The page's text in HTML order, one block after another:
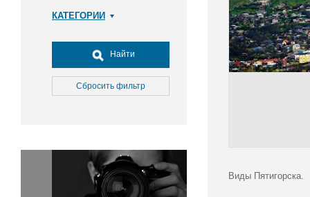
КАТЕГОРИИ
Досуг, туризм и отдых
Культура
Медицина
Окружающая среда
Политика
Правосудие
Найти
Сбросить фильтр
Виды Пятигорска.